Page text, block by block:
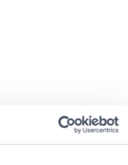
Reaktionsschnell und
Kundenservice ist